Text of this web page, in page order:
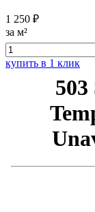
1 250 ₽
за м²
купить в 1 клик